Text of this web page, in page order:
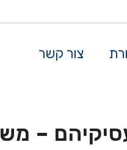
צור קשר
–